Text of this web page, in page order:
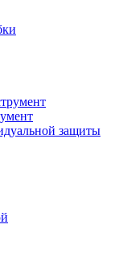
защиты